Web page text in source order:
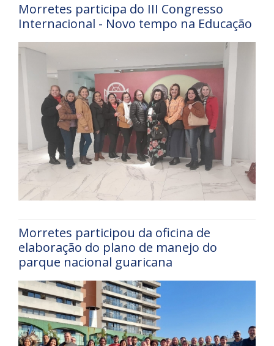
Morretes participa do III Congresso
Internacional - Novo tempo na Educação
Morretes participou da oficina de
elaboração do plano de manejo do
parque nacional guaricana